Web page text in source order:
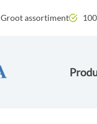
Groot assortiment